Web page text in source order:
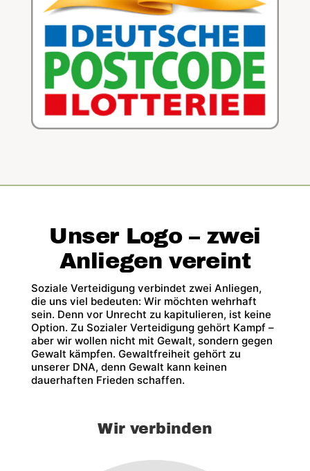
Unser Logo – zwei
Anliegen vereint
Soziale Verteidigung verbindet zwei Anliegen,
die uns viel bedeuten: Wir möchten wehrhaft
sein. Denn vor Unrecht zu kapitulieren, ist keine
Option. Zu Sozialer Verteidigung gehört Kampf –
aber wir wollen nicht mit Gewalt, sondern gegen
Gewalt kämpfen. Gewaltfreiheit gehört zu
unserer DNA, denn Gewalt kann keinen
dauerhaften Frieden schaffen.
Wir verbinden